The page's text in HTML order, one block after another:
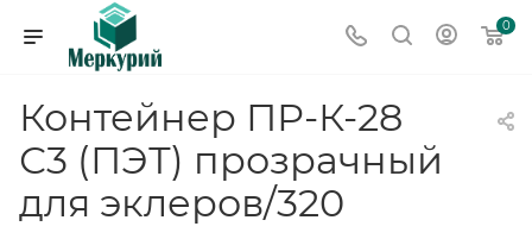
0
Контейнер ПР-К-28
С3 (ПЭТ) прозрачный
для эклеров/320